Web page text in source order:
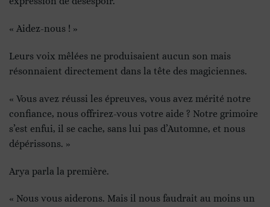
« Aidez-nous ! »
Leurs voix mêlées ne produisaient aucun son mais
résonnaient directement dans la tête des magiciennes.
« Vous avez réussi les épreuves, vous avez mérité notre
confiance, nous offrirez-vous votre aide ? Notre grimoire
s’est enfui, il se cache, sans lui pas d’Automne, et nous
dépérissons. »
Arya parla la première.
« Nous vous aiderons. Mais il nous faudrait au moins un